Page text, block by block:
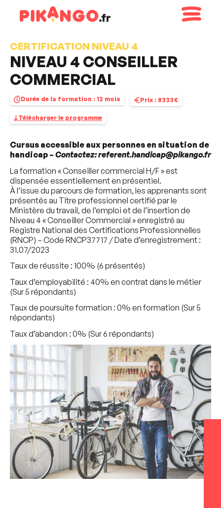
CERTIFICATION NIVEAU 4
NIVEAU 4 CONSEILLER
COMMERCIAL
Durée de la formation : 12 mois Prix : 8333€
Télécharger le programme
Cursus accessible aux personnes en situation de
handicap – Contactez: referent.handicap@pikango.fr
La formation « Conseiller commercial H/F » est
dispensée essentiellement en présentiel.
À l’issue du parcours de formation, les apprenants sont
présentés au Titre professionnel certifié par le
Ministère du travail, de l’emploi et de l’insertion de
Niveau 4 « Conseiller Commercial » enregistré au
Registre National des Certifications Professionnelles
(RNCP) – Code RNCP37717 / Date d’enregistrement :
31.07/2023
Taux de réussite : 100% (6 présentés)
Taux d’employabilité : 40% en contrat dans le métier
(Sur 5 répondants)
Taux de poursuite formation : 0% en formation (Sur 5
répondants)
Taux d’abandon : 0% (Sur 6 répondants)